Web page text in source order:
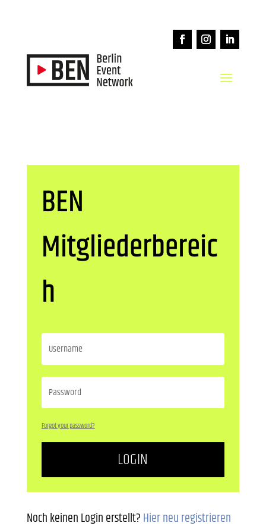
BEN
Mitgliederbereic
h
Forgot your password?
LOGIN
Noch keinen Login erstellt?Hier neu registrieren